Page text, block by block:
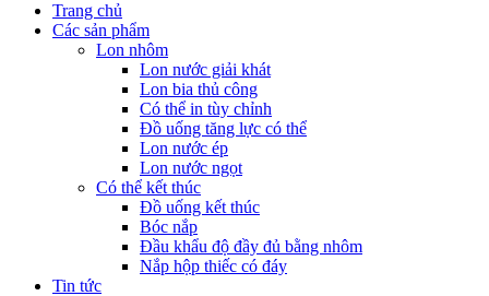
Trang chủ
Các sản phẩm
Lon nhôm
Lon nước giải khát
Lon bia thủ công
Có thể in tùy chỉnh
Đồ uống tăng lực có thể
Lon nước ép
Lon nước ngọt
Có thể kết thúc
Đồ uống kết thúc
Bóc nắp
Đầu khẩu độ đầy đủ bằng nhôm
Nắp hộp thiếc có đáy
Tin tức